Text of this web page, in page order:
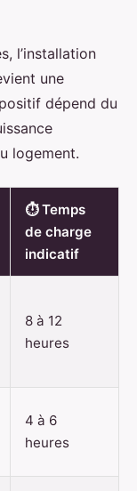
l’installation
une
dépend du
logement.
⏱️ Temps
de charge
indicatif
8 à 12
heures
4 à 6
heures